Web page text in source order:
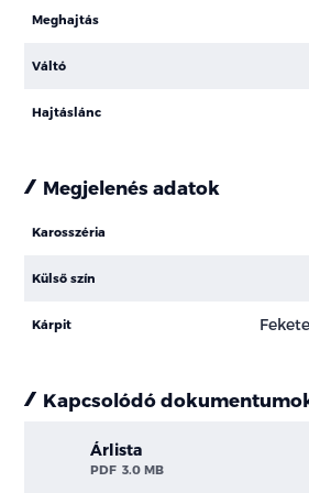
Meghajtás
Váltó
Hajtáslánc
Megjelenés adatok
Karosszéria
Külső szín
Kárpit
Kapcsolódó
Árlista
PDF 3.0 MB